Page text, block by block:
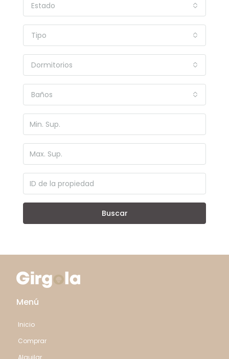
Estado
Tipo
Dormitorios
Baños
Buscar
Menú
Inicio
Comprar
Alquilar